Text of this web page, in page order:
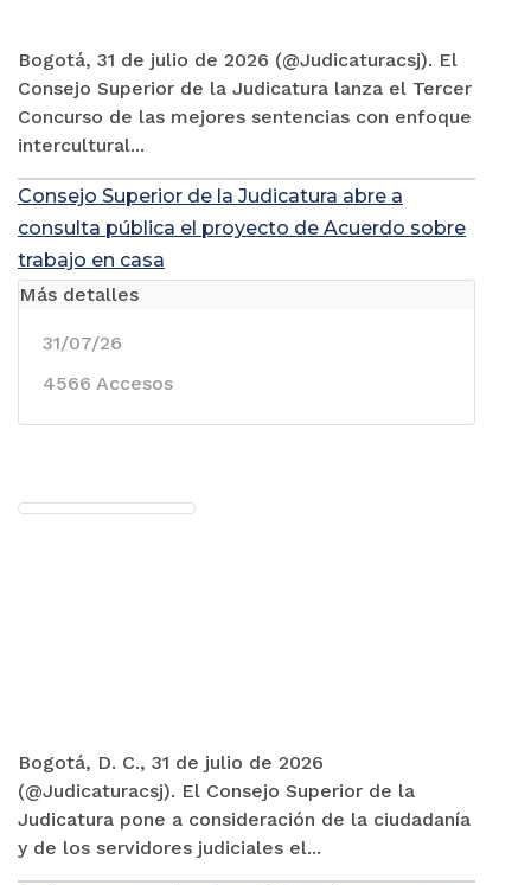
Bogotá, 31 de julio de 2026 (@Judicaturacsj). El
Consejo Superior de la Judicatura lanza el Tercer
Concurso de las mejores sentencias con enfoque
intercultural...
Consejo Superior de la Judicatura abre a
consulta pública el proyecto de Acuerdo sobre
trabajo en casa
Bogotá, D. C., 31 de julio de 2026
(@Judicaturacsj). El Consejo Superior de la
Judicatura pone a consideración de la ciudadanía
y de los servidores judiciales el...
Más detalles
31/07/26
4566 Accesos